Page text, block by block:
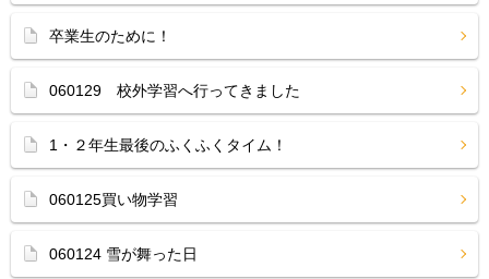
卒業生のために！
060129 校外学習へ行ってきました
1・２年生最後のふくふくタイム！
060125買い物学習
060124 雪が舞った日